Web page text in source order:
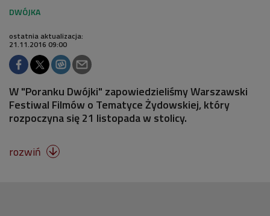
ostatnia aktualizacja:
21.11.2016 09:00
W "Poranku Dwójki" zapowiedzieliśmy Warszawski
Festiwal Filmów o Tematyce Żydowskiej, który
rozpoczyna się 21 listopada w stolicy.
rozwiń 